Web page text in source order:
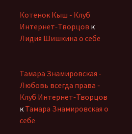
Котенок Кыш - Клуб
Интернет-Творцов к
Лидия Шишкина о себе
Тамара Знамировская -
Любовь всегда права -
Клуб Интернет-Творцов
к Тамара Знамировская о
себе